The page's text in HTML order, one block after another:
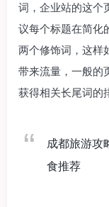
词，企业站的这个
议每个标题在简化
两个修饰词，这样
带来流量，一般的
获得相关长尾词的
成都旅游攻
食推荐